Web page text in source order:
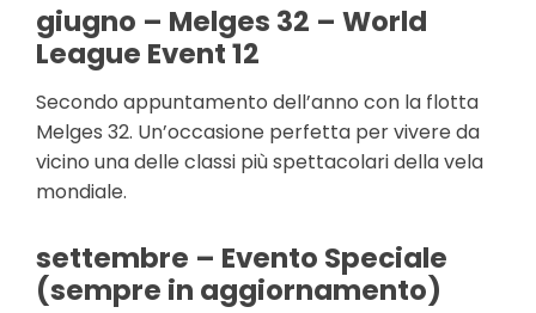
giugno – Melges 32 – World
League Event 12
Secondo appuntamento dell’anno con la flotta
Melges 32. Un’occasione perfetta per vivere da
vicino una delle classi più spettacolari della vela
mondiale.
settembre – Evento Speciale
(sempre in aggiornamento)